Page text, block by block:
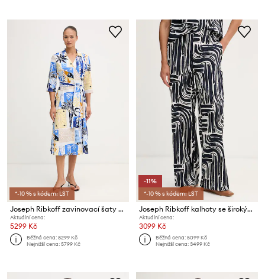
*-10 % s kódem: LST
Joseph Ribkoff zavinovací šaty bavlněné s elastanem
Aktuální cena:
5299 Kč
Běžná cena:8299 Kč
Nejnižší cena:5799 Kč
-11%
*-10 % s kódem: LST
Joseph Ribkoff kalhoty se širokými nohavicemi dámské
Aktuální cena:
3099 Kč
Běžná cena:5099 Kč
Nejnižší cena:3499 Kč